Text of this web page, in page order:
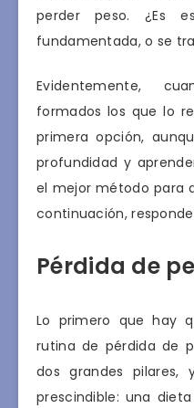
perder peso. ¿Es
fundamentada, o se
Evidentemente,
formados los que lo
primera opción,
profundidad y
el mejor método para
continuación,
Pérdida de
Lo primero que hay
rutina de pérdida de
dos grandes
prescindible: una